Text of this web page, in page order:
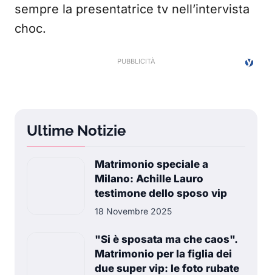
sempre la presentatrice tv nell’intervista
choc.
Ultime Notizie
Matrimonio speciale a
Milano: Achille Lauro
testimone dello sposo vip
18 Novembre 2025
"Si è sposata ma che caos".
Matrimonio per la figlia dei
due super vip: le foto rubate